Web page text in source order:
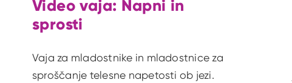
Video vaja: Napni in
sprosti
Vaja za mladostnike in mladostnice za
sproščanje telesne napetosti ob jezi.